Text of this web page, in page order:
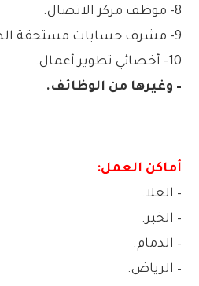
8- موظف مركز الاتصال.
9- مشرف حسابات مستحقة الدفع.
10- أخصائي تطوير أعمال.
– وغيرها من الوظائف.
أماكن العمل:
– العلا.
– الخبر.
– الدمام.
– الرياض.